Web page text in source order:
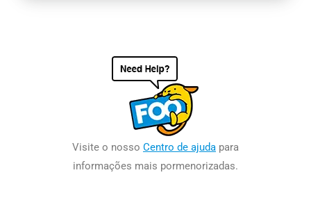
Visite o nosso Centro de ajuda para
informações mais pormenorizadas.